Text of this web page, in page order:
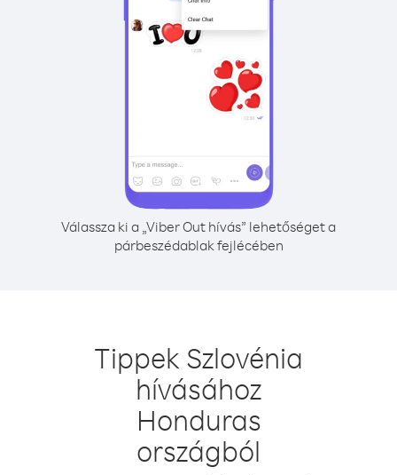
Válassza ki a „Viber Out hívás” lehetőséget a
párbeszédablak fejlécében
Tippek Szlovénia
hívásához
Honduras
országból